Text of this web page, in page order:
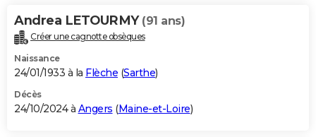
Andrea LETOURMY (91 ans)
Créer une cagnotte obsèques
Naissance
24/01/1933 à la Flèche (Sarthe)
Décès
24/10/2024 à Angers (Maine-et-Loire)